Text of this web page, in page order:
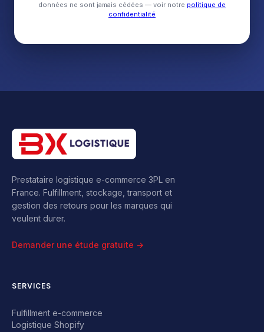
données ne sont jamais cédées — voir notre politique de
confidentialité
Prestataire logistique e-commerce 3PL en
France. Fulfillment, stockage, transport et
gestion des retours pour les marques qui
veulent durer.
Demander une étude gratuite →
SERVICES
Fulfillment e-commerce
Logistique Shopify